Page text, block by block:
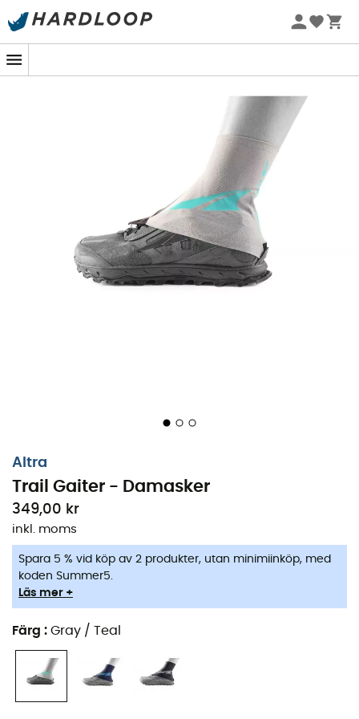
Sommarerbjudanden 🔥 -5 % EXTRA vid köp av 2 produkter*
Altra
Trail Gaiter - Damasker
349,00 kr
inkl. moms
Spara 5 % vid köp av 2 produkter, utan minimiinköp, med
koden Summer5.
Läs mer +
Färg : Gray / Teal
Trail Gaiter från märketAltra